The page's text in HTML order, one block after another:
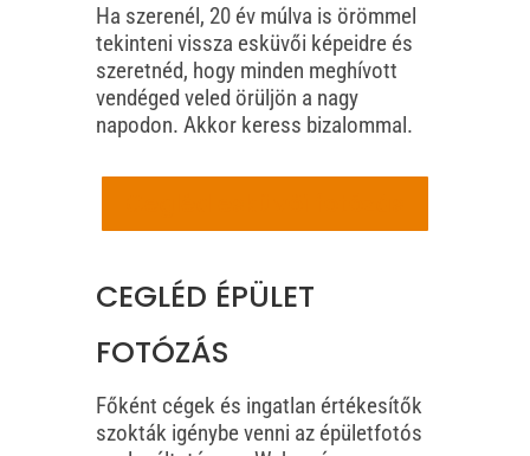
Ha szerenél, 20 év múlva is örömmel
tekinteni vissza esküvői képeidre és
szeretnéd, hogy minden meghívott
vendéged veled örüljön a nagy
napodon. Akkor keress bizalommal.
CEGLÉD ÉPÜLET
FOTÓZÁS
Főként cégek és ingatlan értékesítők
szokták igénybe venni az épületfotós